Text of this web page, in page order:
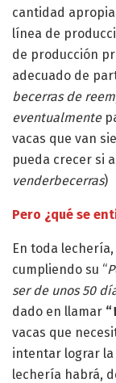
cantidad
línea de
de producción
adecuado de
becerras de
eventualmente
vacas que van
pueda crecer si
venderbecerras)
Pero ¿qué se
En toda
cumpliendo su “
ser de unos 50
dado en llamar “
vacas que
intentar lograr la
lechería habrá,